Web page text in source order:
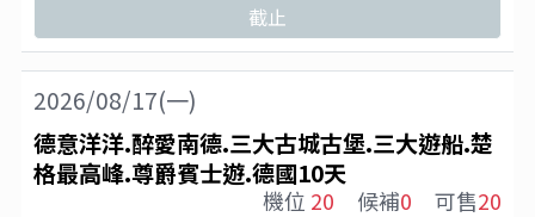
截止
2026/08/17(一)
德意洋洋.醉愛南德.三大古城古堡.三大遊船.楚
格最高峰.尊爵賓士遊.德國10天
機位 20 候補0 可售20